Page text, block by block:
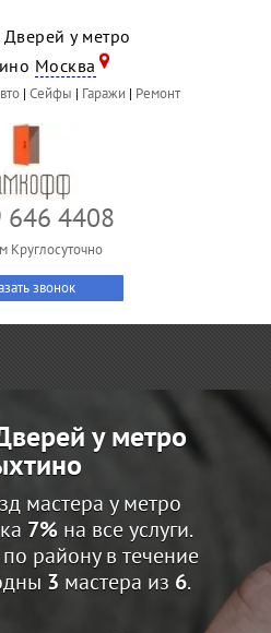
у метро
Москва
| Сейфы | Гаражи | Ремонт
646 4408
Круглосуточно
звонок
у метро
мастера у метро
7% на все услуги.
району в течение
3 мастера из 6.